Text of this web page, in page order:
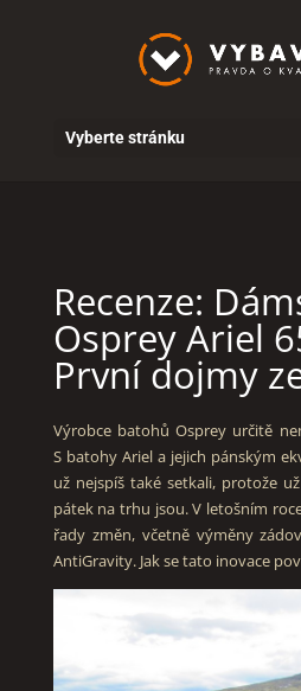
Vyberte stránku
Recenze:
Osprey Ariel
První dojmy
Výrobce batohů Osprey určitě
S batohy Ariel a jejich pánským
už nejspíš také setkali, protože
pátek na trhu jsou. V letošním
řady změn, včetně výměny
AntiGravity. Jak se tato inovace